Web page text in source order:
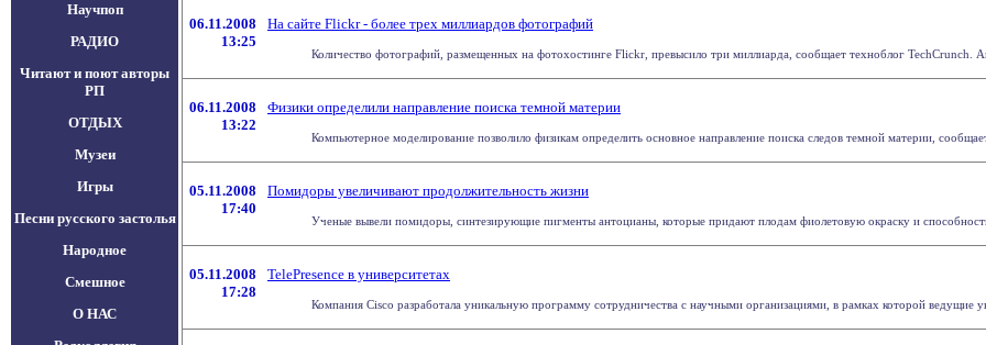
Научпоп
РАДИО
Читают и поют авторы
РП
ОТДЫХ
Музеи
Игры
Песни русского застолья
Народное
Смешное
О НАС
06.11.2008
13:25
На сайте Flickr - более трех миллиардов фотографий
Количество фотографий, размещенных на фотохостинге Flickr, превысило три миллиарда, сообщает техноблог TechСrunch.
06.11.2008
13:22
Физики определили направление поиска темной материи
Компьютерное моделирование позволило физикам определить основное направление поиска следов темной материи,
05.11.2008
17:40
Помидоры увеличивают продолжительность жизни
Ученые вывели помидоры, синтезирующие пигменты антоцианы, которые придают плодам фиолетовую окраску и
05.11.2008
17:28
TelePresence в университетах
Компания Cisco разработала уникальную программу сотрудничества с научными организациями, в рамках которой ведущие